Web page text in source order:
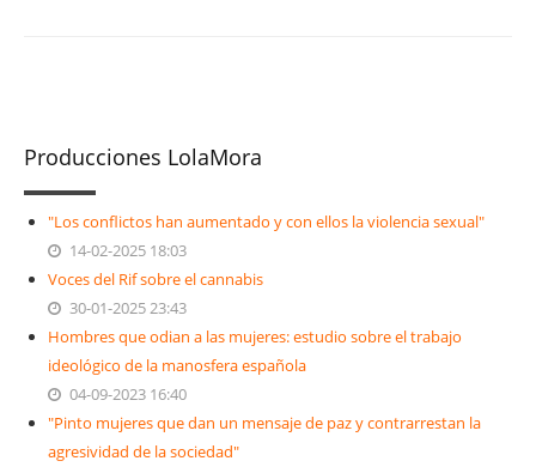
Producciones LolaMora
"Los conflictos han aumentado y con ellos la violencia sexual"
14-02-2025 18:03
Voces del Rif sobre el cannabis
30-01-2025 23:43
Hombres que odian a las mujeres: estudio sobre el trabajo
ideológico de la manosfera española
04-09-2023 16:40
"Pinto mujeres que dan un mensaje de paz y contrarrestan la
agresividad de la sociedad"